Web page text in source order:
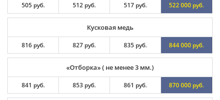
505 руб. 512 руб. 517 руб. 522 000 руб.
Кусковая медь
816 руб. 827 руб. 835 руб. 844 000 руб.
«Отборка» ( не менее 3 мм.)
841 руб. 853 руб. 861 руб. 870 000 руб.